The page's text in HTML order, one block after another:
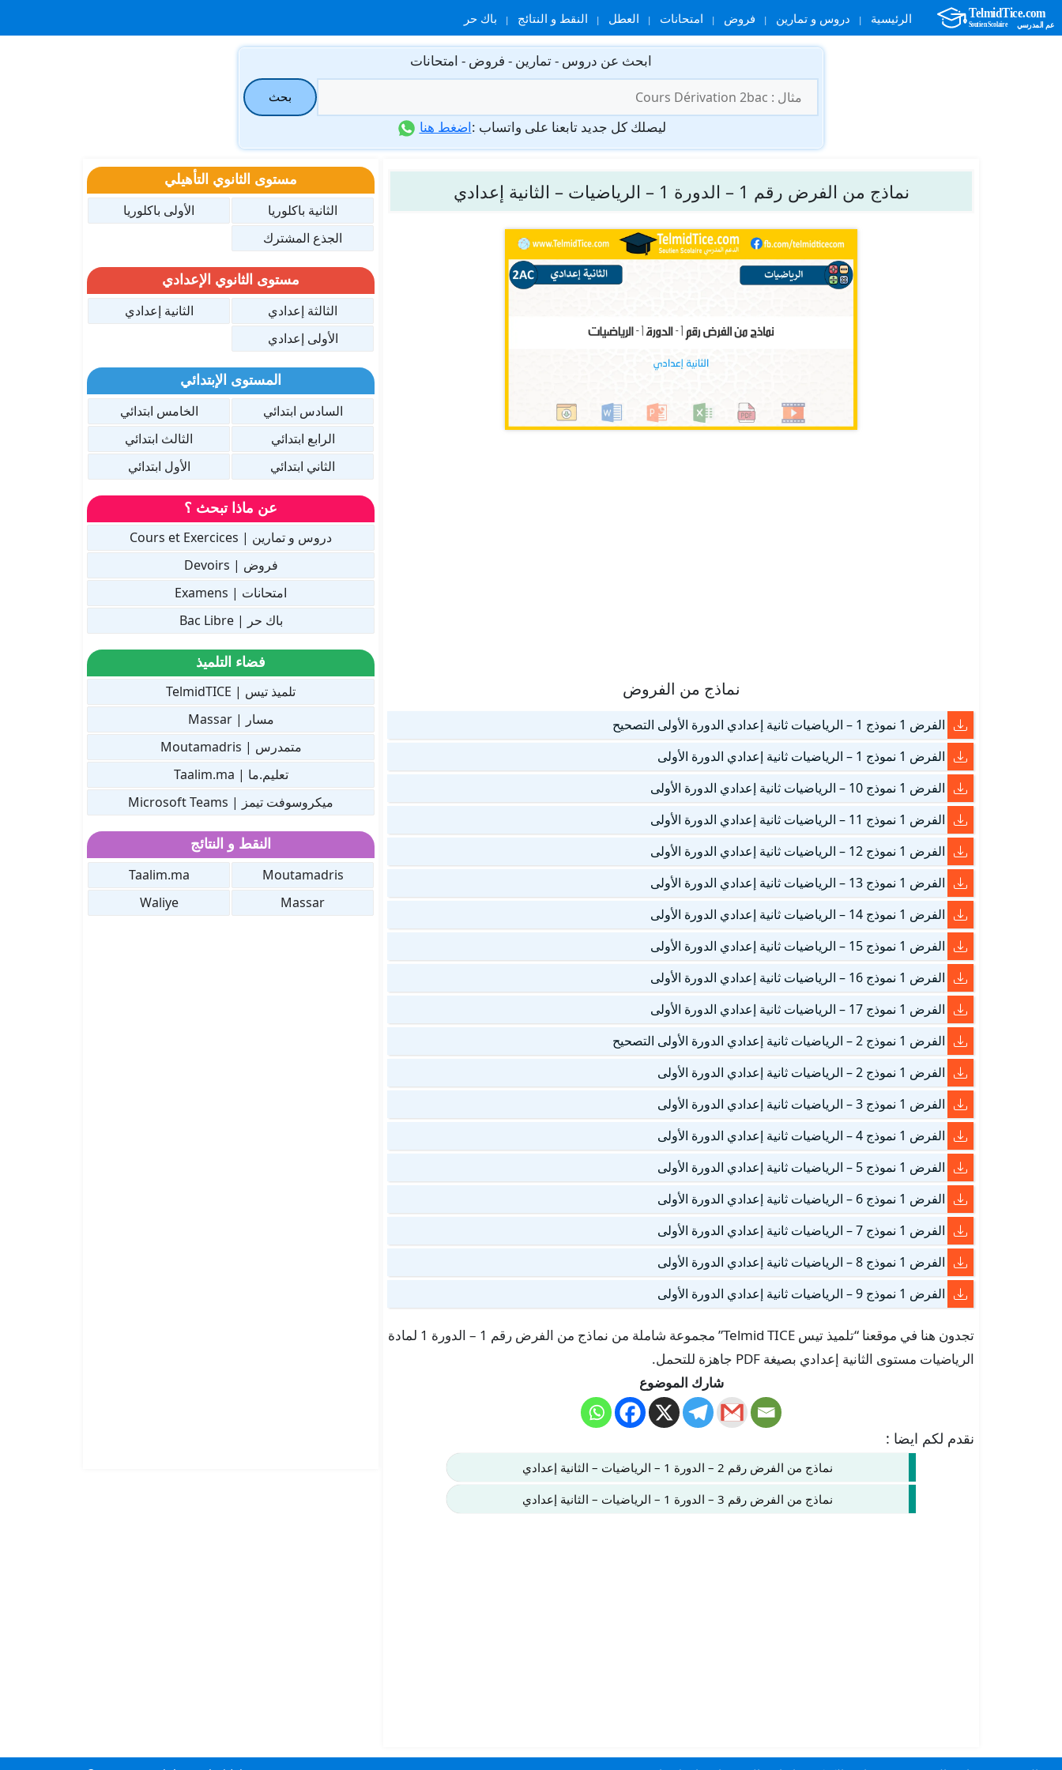
الرئيسية دروس و تمارين فروض امتحانات العطل النقط و النتائج باك حر
ابحث عن دروس - تمارين - فروض - امتحانات
عن:
بحث
ليصلك كل جديد تابعنا على واتساب :اضغط هنا
نماذج من الفرض رقم 1 – الدورة 1 – الرياضيات – الثانية إعدادي
نماذج من الفروض
الفرض 1 نموذج 1 – الرياضيات ثانية إعدادي الدورة الأولى التصحيح
الفرض 1 نموذج 1 – الرياضيات ثانية إعدادي الدورة الأولى
الفرض 1 نموذج 10 – الرياضيات ثانية إعدادي الدورة الأولى
الفرض 1 نموذج 11 – الرياضيات ثانية إعدادي الدورة الأولى
الفرض 1 نموذج 12 – الرياضيات ثانية إعدادي الدورة الأولى
الفرض 1 نموذج 13 – الرياضيات ثانية إعدادي الدورة الأولى
الفرض 1 نموذج 14 – الرياضيات ثانية إعدادي الدورة الأولى
الفرض 1 نموذج 15 – الرياضيات ثانية إعدادي الدورة الأولى
الفرض 1 نموذج 16 – الرياضيات ثانية إعدادي الدورة الأولى
الفرض 1 نموذج 17 – الرياضيات ثانية إعدادي الدورة الأولى
الفرض 1 نموذج 2 – الرياضيات ثانية إعدادي الدورة الأولى التصحيح
الفرض 1 نموذج 2 – الرياضيات ثانية إعدادي الدورة الأولى
الفرض 1 نموذج 3 – الرياضيات ثانية إعدادي الدورة الأولى
الفرض 1 نموذج 4 – الرياضيات ثانية إعدادي الدورة الأولى
الفرض 1 نموذج 5 – الرياضيات ثانية إعدادي الدورة الأولى
الفرض 1 نموذج 6 – الرياضيات ثانية إعدادي الدورة الأولى
الفرض 1 نموذج 7 – الرياضيات ثانية إعدادي الدورة الأولى
الفرض 1 نموذج 8 – الرياضيات ثانية إعدادي الدورة الأولى
الفرض 1 نموذج 9 – الرياضيات ثانية إعدادي الدورة الأولى
تجدون هنا في موقعنا “تلميذ تيس Telmid TICE” مجموعة شاملة من نماذج من الفرض رقم 1 – الدورة 1 لمادة
الرياضيات مستوى الثانية إعدادي بصيغة PDF جاهزة للتحمل.
شارك الموضوع
نقدم لكم ايضا :
نماذج من الفرض رقم 2 – الدورة 1 – الرياضيات – الثانية إعدادي
نماذج من الفرض رقم 3 – الدورة 1 – الرياضيات – الثانية إعدادي
مستوى الثانوي التأهيلي
الثانية باكلوريا
الأولى باكلوريا
الجذع المشترك
مستوى الثانوي الإعدادي
الثالثة إعدادي
الثانية إعدادي
الأولى إعدادي
المستوى الإبتدائي
السادس ابتدائي
الخامس ابتدائي
الرابع ابتدائي
الثالث ابتدائي
الثاني ابتدائي
الأول ابتدائي
عن ماذا تبحث ؟
دروس و تمارين | Cours et Exercices
فروض | Devoirs
امتحانات | Examens
باك حر | Bac Libre
فضاء التلميذ
تلميذ تيس | TelmidTICE
مسار | Massar
متمدرس | Moutamadris
تعليم.ما | Taalim.ma
ميكروسوفت تيمز | Microsoft Teams
النقط و النتائج
Moutamadris
Taalim.ma
Massar
Waliye